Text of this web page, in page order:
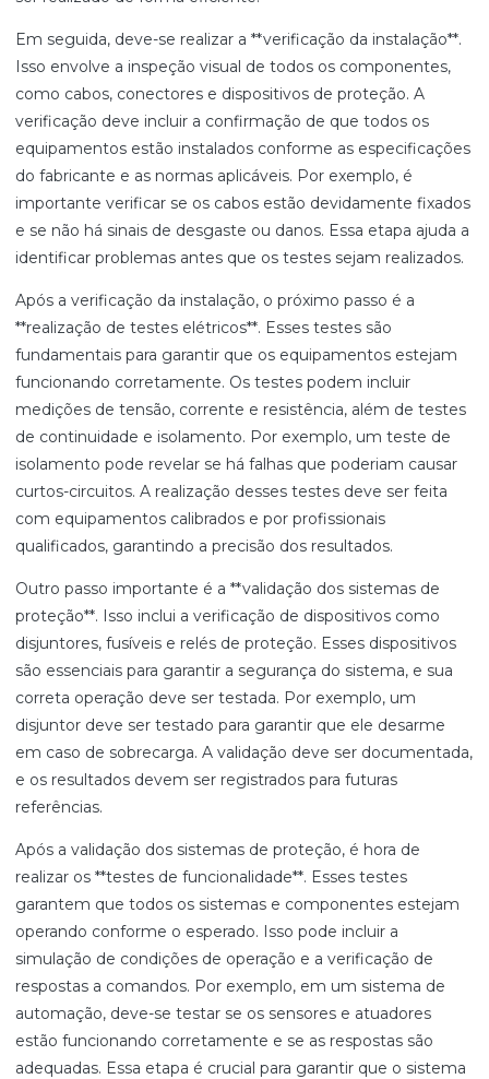
Em seguida, deve-se realizar a **verificação da instalação**.
Isso envolve a inspeção visual de todos os componentes,
como cabos, conectores e dispositivos de proteção. A
verificação deve incluir a confirmação de que todos os
equipamentos estão instalados conforme as especificações
do fabricante e as normas aplicáveis. Por exemplo, é
importante verificar se os cabos estão devidamente fixados
e se não há sinais de desgaste ou danos. Essa etapa ajuda a
identificar problemas antes que os testes sejam realizados.
Após a verificação da instalação, o próximo passo é a
**realização de testes elétricos**. Esses testes são
fundamentais para garantir que os equipamentos estejam
funcionando corretamente. Os testes podem incluir
medições de tensão, corrente e resistência, além de testes
de continuidade e isolamento. Por exemplo, um teste de
isolamento pode revelar se há falhas que poderiam causar
curtos-circuitos. A realização desses testes deve ser feita
com equipamentos calibrados e por profissionais
qualificados, garantindo a precisão dos resultados.
Outro passo importante é a **validação dos sistemas de
proteção**. Isso inclui a verificação de dispositivos como
disjuntores, fusíveis e relés de proteção. Esses dispositivos
são essenciais para garantir a segurança do sistema, e sua
correta operação deve ser testada. Por exemplo, um
disjuntor deve ser testado para garantir que ele desarme
em caso de sobrecarga. A validação deve ser documentada,
e os resultados devem ser registrados para futuras
referências.
Após a validação dos sistemas de proteção, é hora de
realizar os **testes de funcionalidade**. Esses testes
garantem que todos os sistemas e componentes estejam
operando conforme o esperado. Isso pode incluir a
simulação de condições de operação e a verificação de
respostas a comandos. Por exemplo, em um sistema de
automação, deve-se testar se os sensores e atuadores
estão funcionando corretamente e se as respostas são
adequadas. Essa etapa é crucial para garantir que o sistema